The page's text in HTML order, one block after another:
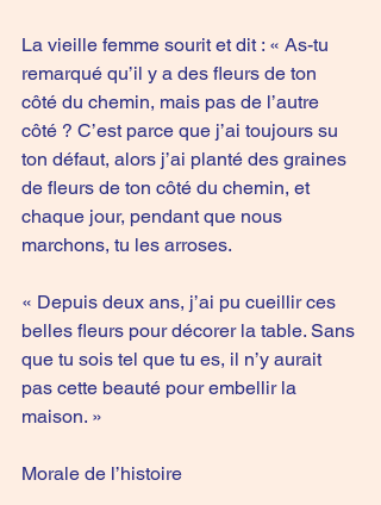
La vieille femme sourit et dit : « As-tu
remarqué qu’il y a des fleurs de ton
côté du chemin, mais pas de l’autre
côté ? C’est parce que j’ai toujours su
ton défaut, alors j’ai planté des graines
de fleurs de ton côté du chemin, et
chaque jour, pendant que nous
marchons, tu les arroses.
« Depuis deux ans, j’ai pu cueillir ces
belles fleurs pour décorer la table. Sans
que tu sois tel que tu es, il n’y aurait
pas cette beauté pour embellir la
maison. »
Morale de l’histoire